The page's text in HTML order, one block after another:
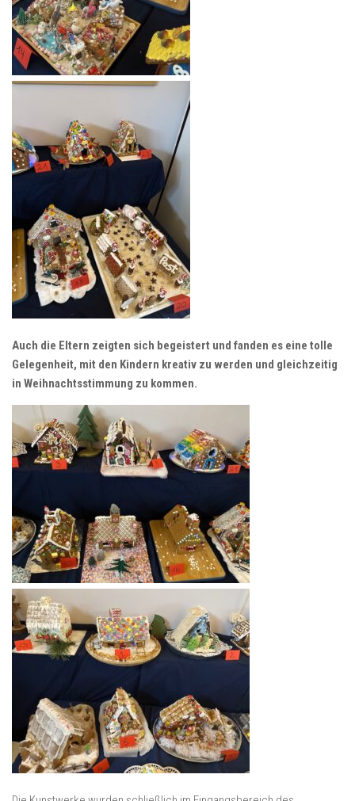
Auch die Eltern zeigten sich begeistert und fanden es eine tolle
Gelegenheit, mit den Kindern kreativ zu werden und gleichzeitig
in Weihnachtsstimmung zu kommen.